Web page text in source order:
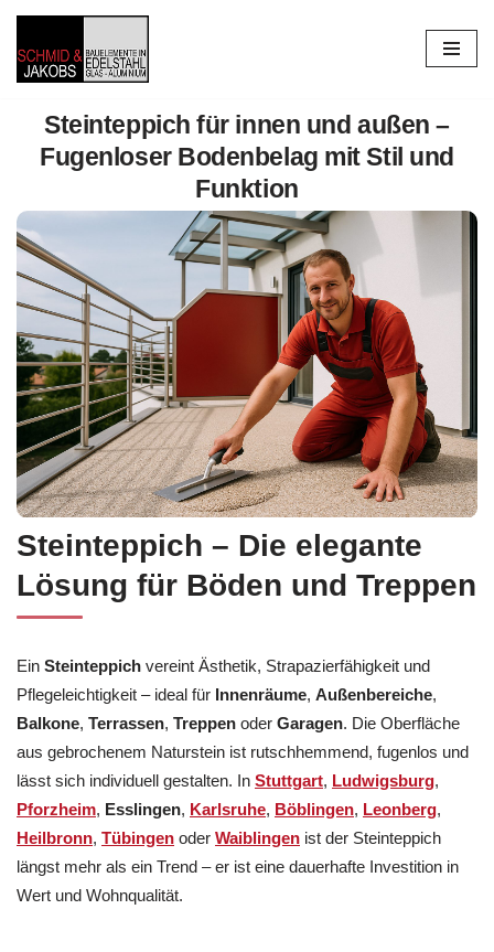
Zum
Inhalt
springen
Steinteppich für innen und außen –
Fugenloser Bodenbelag mit Stil und
Funktion
Steinteppich – Die elegante
Lösung für Böden und Treppen
Ein Steinteppich vereint Ästhetik, Strapazierfähigkeit und
Pflegeleichtigkeit – ideal für Innenräume, Außenbereiche,
Balkone, Terrassen, Treppen oder Garagen. Die Oberfläche
aus gebrochenem Naturstein ist rutschhemmend, fugenlos und
lässt sich individuell gestalten. In Stuttgart, Ludwigsburg,
Pforzheim, Esslingen, Karlsruhe, Böblingen, Leonberg,
Heilbronn, Tübingen oder Waiblingen ist der Steinteppich
längst mehr als ein Trend – er ist eine dauerhafte Investition in
Wert und Wohnqualität.